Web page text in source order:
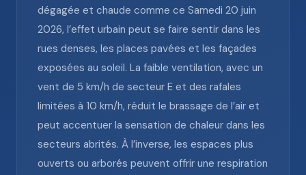
dégagée et chaude comme ce Samedi 20 juin
2026, l’effet urbain peut se faire sentir dans les
rues denses, les places pavées et les façades
exposées au soleil. La faible ventilation, avec un
vent de 5 km/h de secteur E et des rafales
limitées à 10 km/h, réduit le brassage de l’air et
peut accentuer la sensation de chaleur dans les
secteurs abrités. À l’inverse, les espaces plus
ouverts ou arborés peuvent offrir une respiration